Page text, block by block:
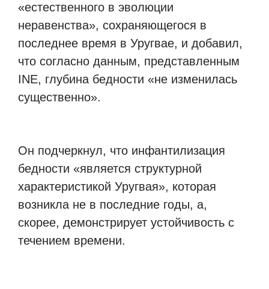
«естественного в эволюции
неравенства», сохраняющегося в
последнее время в Уругвае, и добавил,
что согласно данным, представленным
INE, глубина бедности «не изменилась
существенно».
Он подчеркнул, что инфантилизация
бедности «является структурной
характеристикой Уругвая», которая
возникла не в последние годы, а,
скорее, демонстрирует устойчивость с
течением времени.